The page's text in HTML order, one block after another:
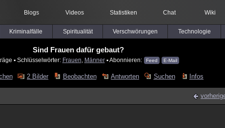
Blogs Videos Statistiken Chat Wiki
Kriminalfälle Spiritualität Verschwörungen Technologie
Sind Frauen dafür gebaut?
▪ Schlüsselwörter: Frauen Männer▪ Abonnieren: Feed E-Mail
2 Bilder Beobachten Antworten Suchen Infos